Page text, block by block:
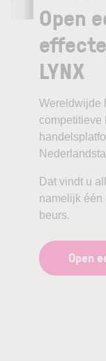
Open
LYNX
Wereldwijde
competitieve
Dat vindt u
namelijk één
beurs.
Open